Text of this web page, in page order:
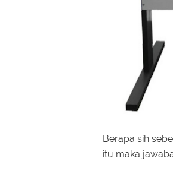
Berapa sih
itu maka